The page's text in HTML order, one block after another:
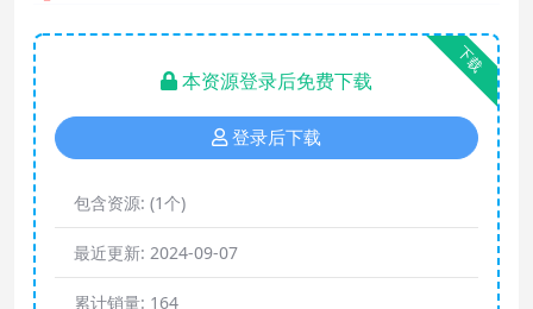
下载
本资源登录后免费下载
登录后下载
包含资源: (1个)
最近更新: 2024-09-07
累计销量: 164